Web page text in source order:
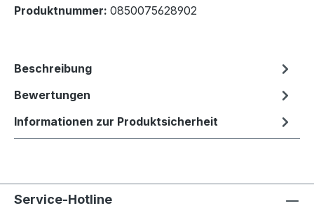
Produktnummer: 0850075628902
Beschreibung
Bewertungen
Informationen zur Produktsicherheit
Service-Hotline